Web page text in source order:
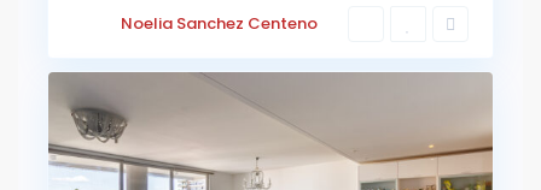
Noelia Sanchez Centeno